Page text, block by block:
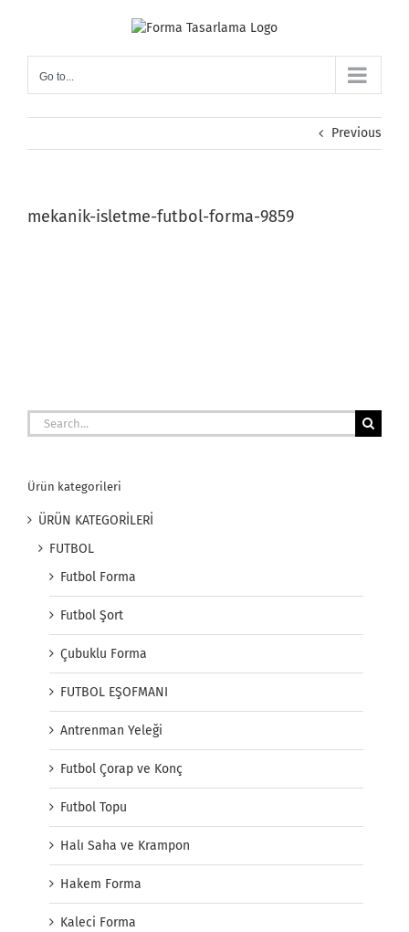
Go to...
Previous
mekanik-isletme-futbol-forma-9859
Search
for:
Ürün kategorileri
ÜRÜN KATEGORİLERİ
FUTBOL
Futbol Forma
Futbol Şort
Çubuklu Forma
FUTBOL EŞOFMANI
Antrenman Yeleği
Futbol Çorap ve Konç
Futbol Topu
Halı Saha ve Krampon
Hakem Forma
Kaleci Forma